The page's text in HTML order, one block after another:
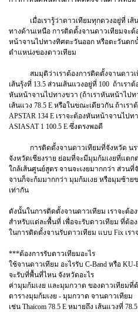
เมื่อเรารู้ว่าดาวเทียมทุกดวงอยู่ที่ เส้น
ทางด้านเหนือ การติดตั้งจานดาวเทียมจะ
หน้าจานไปทางทิศตะวันออก หรือตะวันต
ตำแหน่งของดาวเทียม
สมมุติว่าเราต้องการติดตั้งจานดาวเที
เส้นรุ้งที่ 13.5 ส่วนเส้นแวงอยู่ที่ 100 ถ้าเรา
หันหน้าจานไปทางขวา (ถ้าเราหันหน้าไป
เส้นแวง 78.5 E หรือในขณะเดียวกัน ถ้าเ
APSTAR 134 E เราจะต้องหันหน้าจานไป
ASIASAT 1 100.5 E ซึ่งตรงพอดี
การติดตั้งจานดาวเทียมที่จังหวัด นรา
จังหวัดเชียงราย ย่อมที่จะมีมุมก้มเงยที่แตก
ใกล้เส้นศูนย์สูตร จานจะเงยมากกว่า ส่วน
จานก็จะก้มมากกว่า มุมก้มเงย หรือมุมซ้า
เท่ากัน
ดังนั้นในการติดตั้งจานดาวเทียม เราจะต้
สำหรับแต่ละพื้นที่ เพื่อจะรับดาวเทียม ที่ต้อ
ในการติดตั้งจานรับดาวเทียม แบบ Fix เรา
***ต้องการรับดาวเทียมอะไร
ใช้จานดาวเทียม อะไรรับ C-Band หรือ KU-
จะรับที่พื้นที่ไหน จังหวัดอะไร
ค่ามุมก้มเงย และมุมกวาด ของดาวเทียม
ตารางมุมก้มเงย - มุมกวาด จานดาวเทียม
เช่น Thaicom 78.5 E หมายถึง เส้นแวงที่